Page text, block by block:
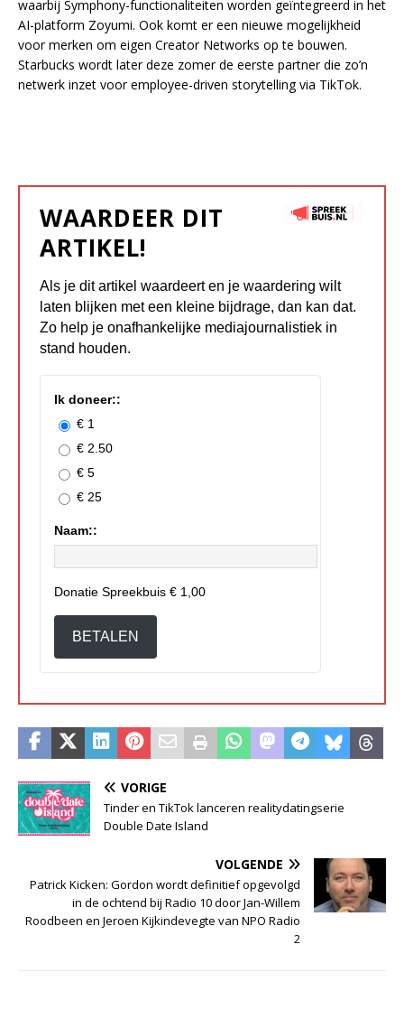
waarbij Symphony-functionaliteiten worden geïntegreerd in het
AI-platform Zoyumi. Ook komt er een nieuwe mogelijkheid
voor merken om eigen Creator Networks op te bouwen.
Starbucks wordt later deze zomer de eerste partner die zo’n
netwerk inzet voor employee-driven storytelling via TikTok.
WAARDEER DIT
ARTIKEL!
Als je dit artikel waardeert en je waardering wilt
laten blijken met een kleine bijdrage, dan kan dat.
Zo help je onafhankelijke mediajournalistiek in
stand houden.
Ik doneer::
€ 1
€ 2.50
€ 5
€ 25
Naam::
Donatie Spreekbuis € 1,00
BETALEN
VORIGE
Tinder en TikTok lanceren realitydatingserie
Double Date Island
VOLGENDE
Patrick Kicken: Gordon wordt definitief opgevolgd
in de ochtend bij Radio 10 door Jan-Willem
Roodbeen en Jeroen Kijkindevegte van NPO Radio
2